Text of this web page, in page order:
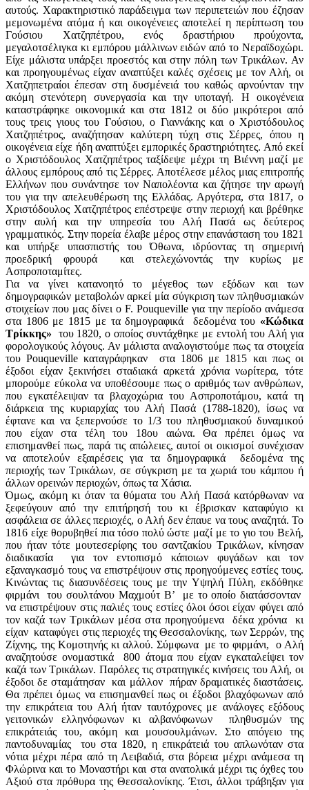
αυτούς. Χαρακτηριστικό παράδειγμα των περιπετειών που έζησαν
μεμονωμένα ατόμα ή και οικογένειες αποτελεί η περίπτωση του
Γούσιου Χατζηπέτρου, ενός δραστήριου προύχοντα,
μεγαλοτσέλιγκα κι εμπόρου μάλλινων ειδών από το Νεραϊδοχώρι.
Είχε μάλιστα υπάρξει προεστός και στην πόλη των Τρικάλων. Αν
και προηγουμένως είχαν αναπτύξει καλές σχέσεις με τον Αλή, οι
Χατζηπετραίοι έπεσαν στη δυσμένειά του καθώς αρνούνταν την
ακόμη στενότερη συνεργασία και την υποταγή. Η οικογένεια
καταστράφηκε οικονομικά και στα 1812 οι δύο μικρότεροι από
τους τρεις γιους του Γούσιου, ο Γιαννάκης και ο Χριστόδουλος
Χατζηπέτρος, αναζήτησαν καλύτερη τύχη στις Σέρρες, όπου η
οικογένεια είχε ήδη αναπτύξει εμπορικές δραστηριότητες. Από εκεί
ο Χριστόδουλος Χατζηπέτρος ταξίδεψε μέχρι τη Βιέννη μαζί με
άλλους εμπόρους από τις Σέρρες. Αποτέλεσε μέλος μιας επιτροπής
Ελλήνων που συνάντησε τον Ναπολέοντα και ζήτησε την αρωγή
του για την απελευθέρωση της Ελλάδας. Αργότερα, στα 1817, ο
Χριστόδουλος Χατζηπέτρος επέστρεψε στην περιοχή και βρέθηκε
στην αυλή και την υπηρεσία του Αλή Πασά ως δεύτερος
γραμματικός. Στην πορεία έλαβε μέρος στην επανάσταση του 1821
και υπήρξε υπασπιστής του Όθωνα, ιδρύοντας τη σημερινή
προεδρική φρουρά και στελεχώνοντάς την κυρίως με
Ασπροποταμίτες.
Για να γίνει κατανοητό το μέγεθος των εξόδων και των
δημογραφικών μεταβολών αρκεί μία σύγκριση των πληθυσμιακών
στοιχείων που μας δίνει ο F. Pouqueville για την περίοδο ανάμεσα
στα 1806 με 1815 με τα δημογραφικά δεδομένα του «Κώδικα
Τρίκκης» του 1820, ο οποίος συντάχθηκε με εντολή του Αλή για
φορολογικούς λόγους. Αν μάλιστα αναλογιστούμε πως τα στοιχεία
του Pouqueville καταγράφηκαν στα 1806 με 1815 και πως οι
έξοδοι είχαν ξεκινήσει σταδιακά αρκετά χρόνια νωρίτερα, τότε
μπορούμε εύκολα να υποθέσουμε πως ο αριθμός των ανθρώπων,
που εγκατέλειψαν τα βλαχοχώρια του Ασπροποτάμου, κατά τη
διάρκεια της κυριαρχίας του Αλή Πασά (1788-1820), ίσως να
έφτανε και να ξεπερνούσε το 1/3 του πληθυσμιακού δυναμικού
που είχαν στα τέλη του 18ου αιώνα. Θα πρέπει όμως να
επισημανθεί πως, παρά τις απώλειες, αυτοί οι οικισμοί συνέχισαν
να αποτελούν εξαιρέσεις για τα δημογραφικά δεδομένα της
περιοχής των Τρικάλων, σε σύγκριση με τα χωριά του κάμπου ή
άλλων ορεινών περιοχών, όπως τα Χάσια.
Όμως, ακόμη κι όταν τα θύματα του Αλή Πασά κατόρθωναν να
ξεφεύγουν από την επιτήρησή του κι έβρισκαν καταφύγιο κι
ασφάλεια σε άλλες περιοχές, ο Αλή δεν έπαυε να τους αναζητά. Το
1816 είχε θορυβηθεί πια τόσο πολύ ώστε μαζί με το γιο του Βελή,
που ήταν τότε μουτεσερίφης του σαντζακίου Τρικάλων, κίνησαν
διαδικασία για τον εντοπισμό κάποιων φυγάδων και τον
εξαναγκασμό τους να επιστρέψουν στις προηγούμενες εστίες τους.
Κινώντας τις διασυνδέσεις τους με την Υψηλή Πύλη, εκδόθηκε
φιρμάνι του σουλτάνου Μαχμούτ Β’ με το οποίο διατάσσονταν
να επιστρέψουν στις παλιές τους εστίες όλοι όσοι είχαν φύγει από
τον καζά των Τρικάλων μέσα στα προηγούμενα δέκα χρόνια κι
είχαν καταφύγει στις περιοχές της Θεσσαλονίκης, των Σερρών, της
Ζίχνης, της Κομοτηνής κι αλλού. Σύμφωνα με το φιρμάνι, ο Αλή
αναζητούσε ονομαστικά 800 άτομα που είχαν εγκαταλείψει τον
καζά των Τρικάλων. Παρόλες τις στρατηγικές κινήσεις του Αλή, οι
έξοδοι δε σταμάτησαν και μάλλον πήραν δραματικές διαστάσεις.
Θα πρέπει όμως να επισημανθεί πως οι έξοδοι βλαχόφωνων από
την επικράτεια του Αλή ήταν ταυτόχρονες με ανάλογες εξόδους
γειτονικών ελληνόφωνων κι αλβανόφωνων πληθυσμών της
επικράτειάς του, ακόμη και μουσουλμάνων. Στο απόγειο της
παντοδυναμίας του στα 1820, η επικράτειά του απλωνόταν στα
νότια μέχρι πέρα από τη Λειβαδιά, στα βόρεια μέχρι ανάμεσα τη
Φλώρινα και το Μοναστήρι και στα ανατολικά μέχρι τις όχθες του
Αξιού στα πρόθυρα της Θεσσαλονίκης. Έτσι, άλλοι τράβηξαν για